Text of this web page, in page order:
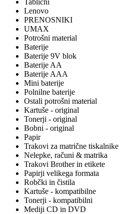
Tablični
Lenovo
PRENOSNIKI
UMAX
Potrošni material
Baterije
Baterije 9V blok
Baterije AA
Baterije AAA
Mini baterije
Polnilne baterije
Ostali potrošni material
Kartuše - original
Tonerji - original
Bobni - original
Papir
Trakovi za matrične tiskalnike
Nelepke, računi & matrika
Trakovi Brother in etikete
Papirji velikega formata
Robčki in čistila
Kartuše - kompatibilne
Tonerji - kompatibilni
Mediji CD in DVD